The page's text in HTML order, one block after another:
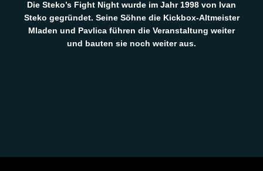
Die Steko’s Fight Night wurde im Jahr 1998 von Ivan
Steko gegründet. Seine Söhne die Kickbox-Altmeister
Mladen und Pavlica führen die Veranstaltung weiter
und bauten sie noch weiter aus.